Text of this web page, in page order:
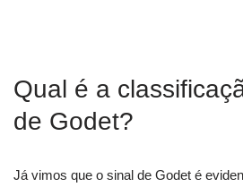
Qual é a
de Godet?
Já vimos que o sinal de Godet é